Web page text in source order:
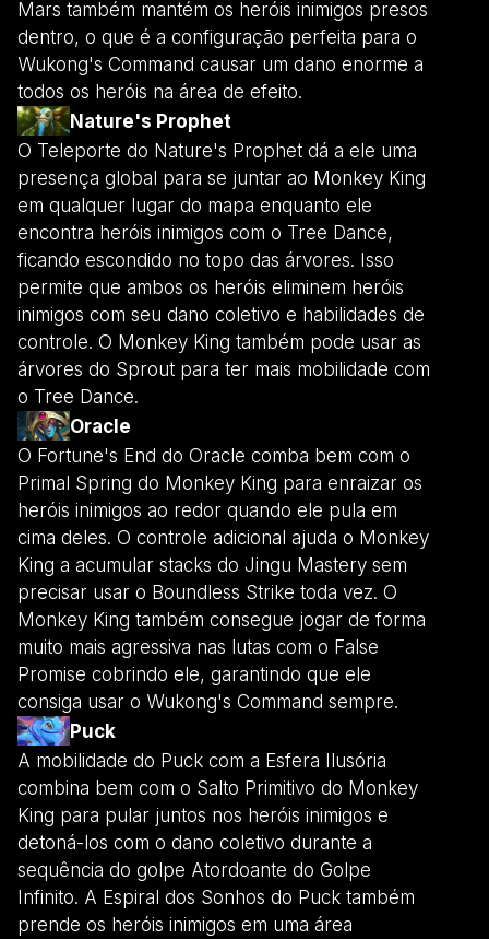
Mars também mantém os heróis inimigos presos
dentro, o que é a configuração perfeita para o
Wukong's Command causar um dano enorme a
todos os heróis na área de efeito.
Nature's Prophet
O Teleporte do Nature's Prophet dá a ele uma
presença global para se juntar ao Monkey King
em qualquer lugar do mapa enquanto ele
encontra heróis inimigos com o Tree Dance,
ficando escondido no topo das árvores. Isso
permite que ambos os heróis eliminem heróis
inimigos com seu dano coletivo e habilidades de
controle. O Monkey King também pode usar as
árvores do Sprout para ter mais mobilidade com
o Tree Dance.
Oracle
O Fortune's End do Oracle comba bem com o
Primal Spring do Monkey King para enraizar os
heróis inimigos ao redor quando ele pula em
cima deles. O controle adicional ajuda o Monkey
King a acumular stacks do Jingu Mastery sem
precisar usar o Boundless Strike toda vez. O
Monkey King também consegue jogar de forma
muito mais agressiva nas lutas com o False
Promise cobrindo ele, garantindo que ele
consiga usar o Wukong's Command sempre.
Puck
A mobilidade do Puck com a Esfera Ilusória
combina bem com o Salto Primitivo do Monkey
King para pular juntos nos heróis inimigos e
detoná-los com o dano coletivo durante a
sequência do golpe Atordoante do Golpe
Infinito. A Espiral dos Sonhos do Puck também
prende os heróis inimigos em uma área